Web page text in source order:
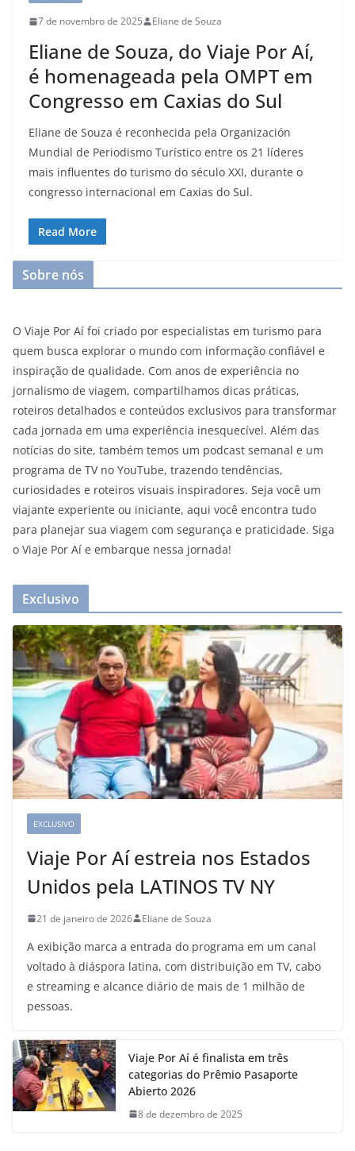
7 de novembro de 2025 Eliane de Souza
Eliane de Souza, do Viaje Por Aí,
é homenageada pela OMPT em
Congresso em Caxias do Sul
Eliane de Souza é reconhecida pela Organización
Mundial de Periodismo Turístico entre os 21 líderes
mais influentes do turismo do século XXI, durante o
congresso internacional em Caxias do Sul.
Read More
Sobre nós
O Viaje Por Aí foi criado por especialistas em turismo para
quem busca explorar o mundo com informação confiável e
inspiração de qualidade. Com anos de experiência no
jornalismo de viagem, compartilhamos dicas práticas,
roteiros detalhados e conteúdos exclusivos para transformar
cada jornada em uma experiência inesquecível. Além das
notícias do site, também temos um podcast semanal e um
programa de TV no YouTube, trazendo tendências,
curiosidades e roteiros visuais inspiradores. Seja você um
viajante experiente ou iniciante, aqui você encontra tudo
para planejar sua viagem com segurança e praticidade. Siga
o Viaje Por Aí e embarque nessa jornada!
Exclusivo
EXCLUSIVO
Viaje Por Aí estreia nos Estados
Unidos pela LATINOS TV NY
21 de janeiro de 2026 Eliane de Souza
A exibição marca a entrada do programa em um canal
voltado à diáspora latina, com distribuição em TV, cabo
e streaming e alcance diário de mais de 1 milhão de
pessoas.
Viaje Por Aí é finalista em três
categorias do Prêmio Pasaporte
Abierto 2026
8 de dezembro de 2025